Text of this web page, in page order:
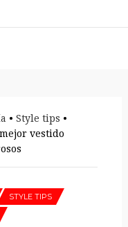
• Style tips •
vestido
STYLE TIPS